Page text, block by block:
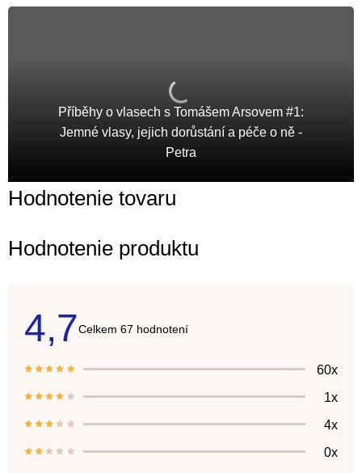
Příběhy o vlasech s Tomášem Arsovem #1:
Jemné vlasy, jejich dorůstání a péče o ně -
Petra
Hodnotenie tovaru
Hodnotenie produktu
4,7Priemerné
hodnotenie
5
67 hodnotení
60x
1x
4x
0x